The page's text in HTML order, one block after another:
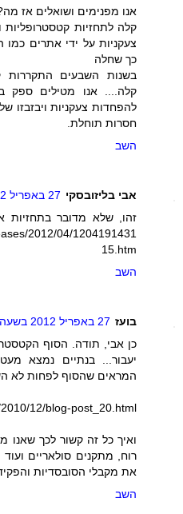
אנו מפנימים ושואלים אז
קלה לתחזיות קטסטרופליות
צעקניות על ידי אתרים כמו
כך שחלה
בשנות השבעים התקררות
קלה.... אנו מטילים ספק
להפחדות צעקניות ויבזבזו
חסרות תוחלת.
השב
אבי בליזובסקי 27 באפריל 2012 בשעה 12:34
זהו, שלא מדובר בתחזיות
2012/04/1204191431
15.htm
השב
בועז 27 באפריל 2012 בשעה 13:03
כן אבי, תודה. הסוף
יעבור... בנתיים נמצא
המראים שהסוף לפחות לא
12/blog-post_20.html
ואיך כל זה קשור לכך שאנו
רוח, מתקנים סולאריים
את מקבלי הסובסדיות
השב